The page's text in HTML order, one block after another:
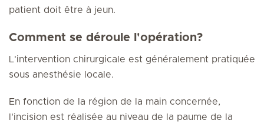
patient doit être à jeun.
Comment se déroule l'opération?
L'intervention chirurgicale est généralement pratiquée
sous anesthésie locale.
En fonction de la région de la main concernée,
l'incision est réalisée au niveau de la paume de la